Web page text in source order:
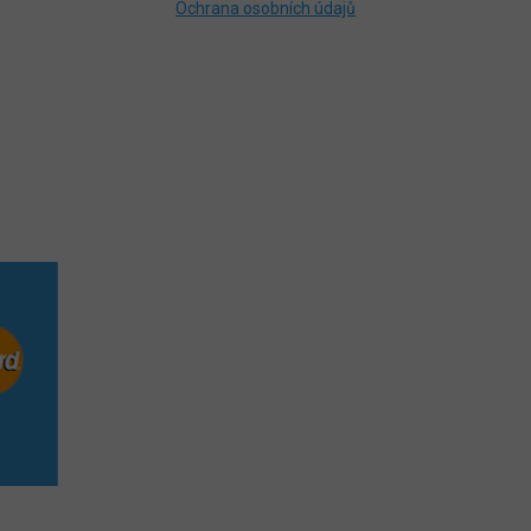
Ochrana osobních údajů